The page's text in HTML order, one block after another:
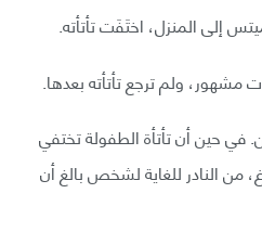
إلى المنزل، اختَفَت تأتأته.
مشهور، ولم ترجع تأتأته بعدها.
حين أن تأتأة الطفولة تختفي
النادر للغاية لشخص بالغ أن